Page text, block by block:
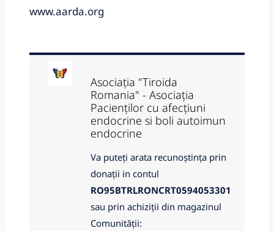
www.aarda.org
Asociația "Tiroida
Romania" - Asociația
Pacienților cu afecțiuni
endocrine si boli autoimun
endocrine
Va puteți arata recunoștința prin
donații in contul
RO95BTRLRONCRT0594053301
sau prin achiziții din magazinul
Comunității: